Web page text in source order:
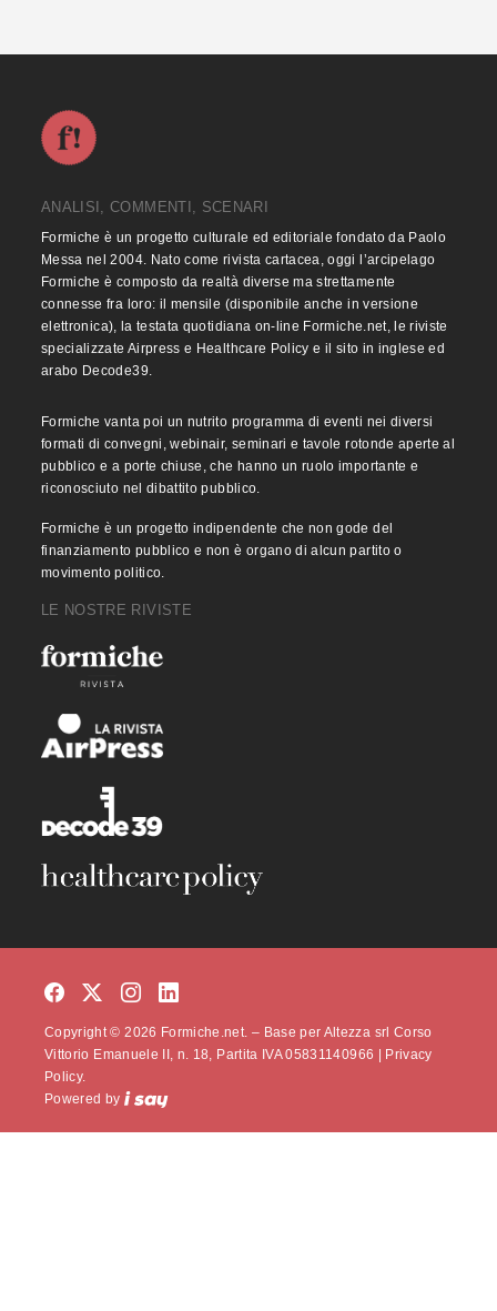
ANALISI, COMMENTI, SCENARI
Formiche è un progetto culturale ed editoriale fondato da Paolo
Messa nel 2004. Nato come rivista cartacea, oggi l’arcipelago
Formiche è composto da realtà diverse ma strettamente
connesse fra loro: il mensile (disponibile anche in versione
elettronica), la testata quotidiana on-line Formiche.net, le riviste
specializzate Airpress e Healthcare Policy e il sito in inglese ed
arabo Decode39.
Formiche vanta poi un nutrito programma di eventi nei diversi
formati di convegni, webinair, seminari e tavole rotonde aperte al
pubblico e a porte chiuse, che hanno un ruolo importante e
riconosciuto nel dibattito pubblico.
Formiche è un progetto indipendente che non gode del
finanziamento pubblico e non è organo di alcun partito o
movimento politico.
LE NOSTRE RIVISTE
Copyright © 2026 Formiche.net. – Base per Altezza srl Corso
Vittorio Emanuele II, n. 18, Partita IVA 05831140966 |
Privacy
Policy.
Powered by